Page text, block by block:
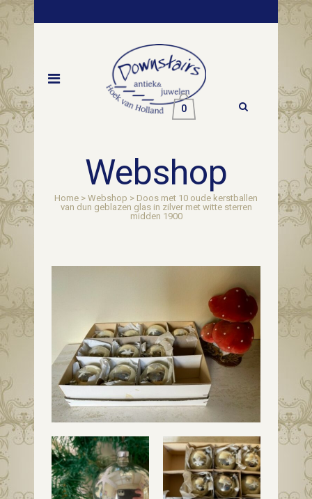
0
Webshop
Home > Webshop > Doos met 10 oude kerstballen
van dun geblazen glas in zilver met witte sterren
midden 1900